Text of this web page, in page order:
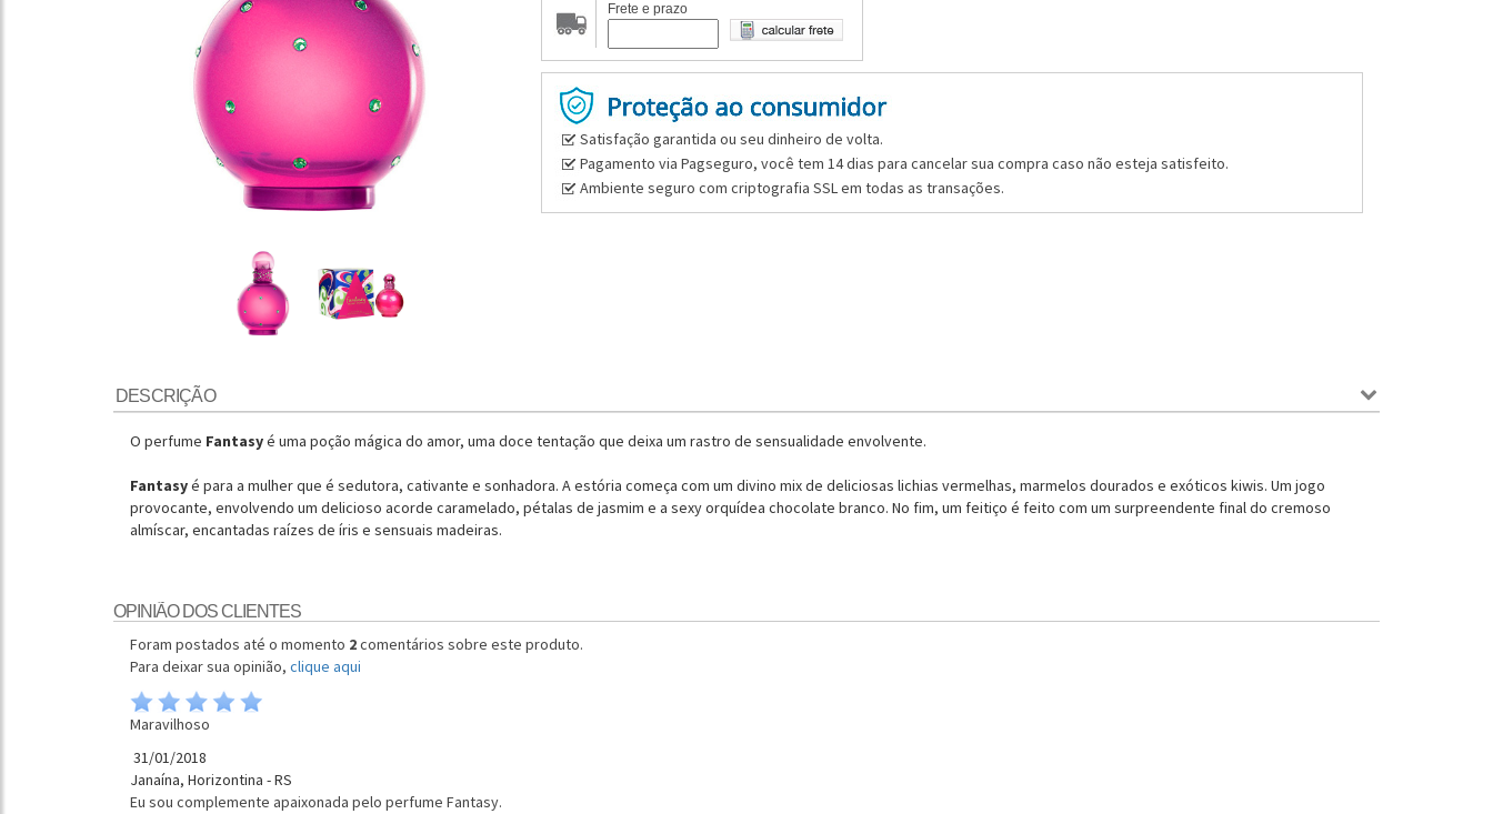
Frete e prazo
Satisfação garantida ou seu dinheiro de volta.
Pagamento via Pagseguro, você tem 14 dias para cancelar sua compra caso não esteja satisfeito.
Ambiente seguro com criptografia SSL em todas as transações.
DESCRIÇÃO
O perfume Fantasyé uma poção mágica do amor, uma doce tentação que deixa um rastro de sensualidade envolvente.
Fantasyé para a mulher que é sedutora, cativante e sonhadora. A estória começa com um divino mix de deliciosas lichias vermelhas, marmelos dourados e exóticos kiwis. Um jogo
provocante, envolvendo um delicioso acorde caramelado, pétalas de jasmim e a sexy orquídea chocolate branco. No fim, um feitiço é feito com um surpreendente final do cremoso
almíscar, encantadas raízes de íris e sensuais madeiras.
OPINIÃO DOS CLIENTES
Foram postados até o momento 2comentários sobre este produto.
Para deixar sua opinião, clique aqui
Maravilhoso
31/01/2018
Janaína, Horizontina - RS
Eu sou complemente apaixonada pelo perfume Fantasy.